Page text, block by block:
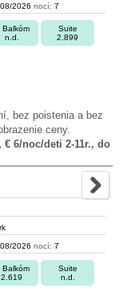
2026 nocí: 7
Balkóm
n.d.
Suite
2.899
bez poistenia a bez
ceny.
6/noc/deti 2-11r., do
2026 nocí: 7
Balkóm
2.619
Suite
n.d.